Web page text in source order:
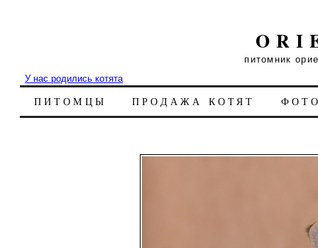
питомник
У нас родились котята
ПИТОМЦЫ ПРОДАЖА КОТЯТ